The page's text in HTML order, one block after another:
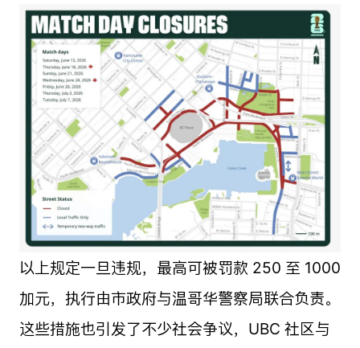
以上规定一旦违规，最高可被罚款 250 至 1000
加元，执行由市政府与温哥华警察局联合负责。
这些措施也引发了不少社会争议，UBC 社区与